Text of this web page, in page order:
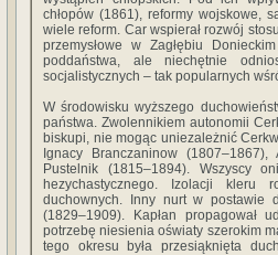
chłopów (1861), reformy wojskowe,
wiele reform. Car wspierał rozwój
przemysłowe w Zagłębiu
poddaństwa, ale niechętnie
socjalistycznych – tak popularnych
W środowisku wyższego
państwa. Zwolennikiem autonomii
biskupi, nie mogąc uniezależnić
Ignacy Branczaninow
Pustelnik (1815–1894). Wszyscy
hezychastycznego. Izolacji kleru
duchownych. Inny nurt w postawie
(1829–1909). Kapłan propagował
potrzebę niesienia oświaty szerokim
tego okresu była przesiąknięta